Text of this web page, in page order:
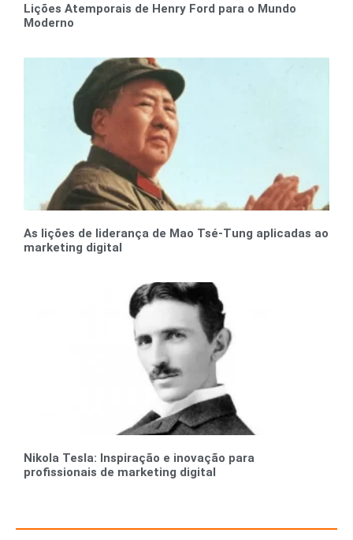
Lições Atemporais de Henry Ford para o Mundo
Moderno
As lições de liderança de Mao Tsé-Tung aplicadas ao
marketing digital
Nikola Tesla: Inspiração e inovação para
profissionais de marketing digital